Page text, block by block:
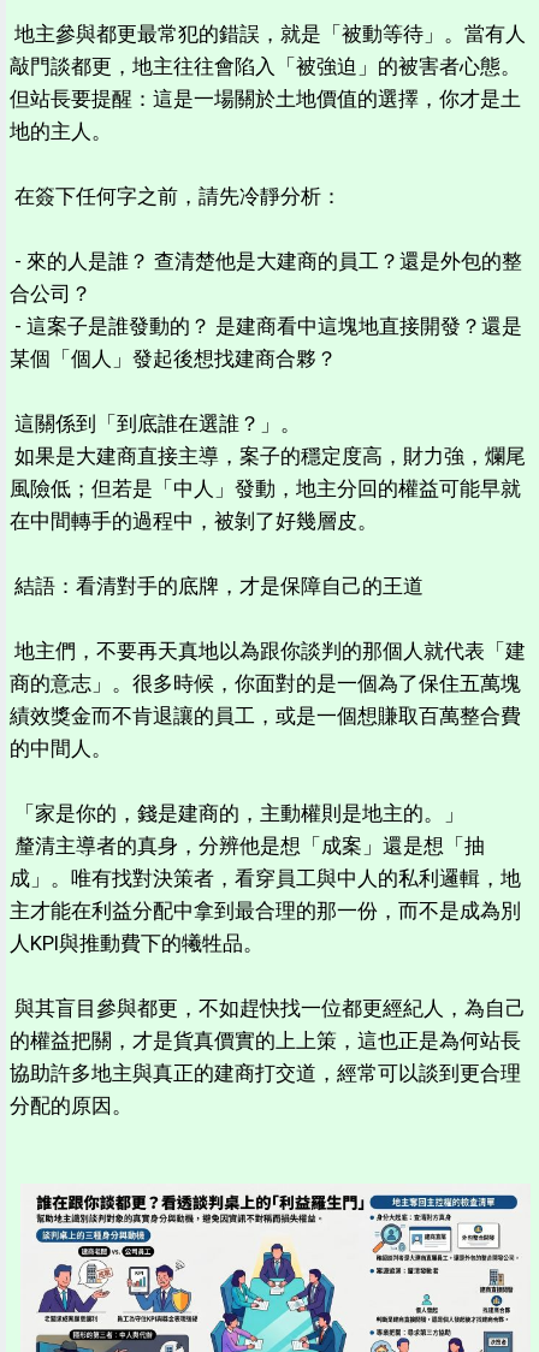
地主參與都更最常犯的錯誤，就是「被動等待」。當有人
敲門談都更，地主往往會陷入「被強迫」的被害者心態。
但站長要提醒：這是一場關於土地價值的選擇，你才是土
地的主人。
在簽下任何字之前，請先冷靜分析：
- 來的人是誰？ 查清楚他是大建商的員工？還是外包的整
合公司？
- 這案子是誰發動的？ 是建商看中這塊地直接開發？還是
某個「個人」發起後想找建商合夥？
這關係到「到底誰在選誰？」。
如果是大建商直接主導，案子的穩定度高，財力強，爛尾
風險低；但若是「中人」發動，地主分回的權益可能早就
在中間轉手的過程中，被剝了好幾層皮。
結語：看清對手的底牌，才是保障自己的王道
地主們，不要再天真地以為跟你談判的那個人就代表「建
商的意志」。很多時候，你面對的是一個為了保住五萬塊
績效獎金而不肯退讓的員工，或是一個想賺取百萬整合費
的中間人。
「家是你的，錢是建商的，主動權則是地主的。」
釐清主導者的真身，分辨他是想「成案」還是想「抽
成」。唯有找對決策者，看穿員工與中人的私利邏輯，地
主才能在利益分配中拿到最合理的那一份，而不是成為別
人KPI與推動費下的犧牲品。
與其盲目參與都更，不如趕快找一位都更經紀人，為自己
的權益把關，才是貨真價實的上上策，這也正是為何站長
協助許多地主與真正的建商打交道，經常可以談到更合理
分配的原因。